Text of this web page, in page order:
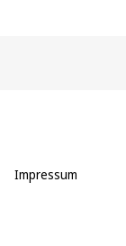
Impressum